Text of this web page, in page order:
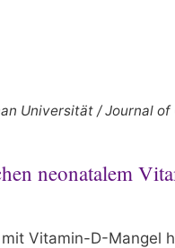
Universität / Journal
neonatalem
Vitamin-D-Mangel